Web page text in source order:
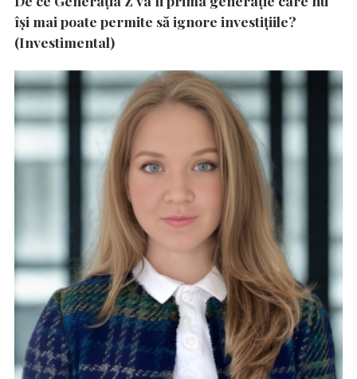
își mai poate permite să ignore investițiile?
(Investimental)